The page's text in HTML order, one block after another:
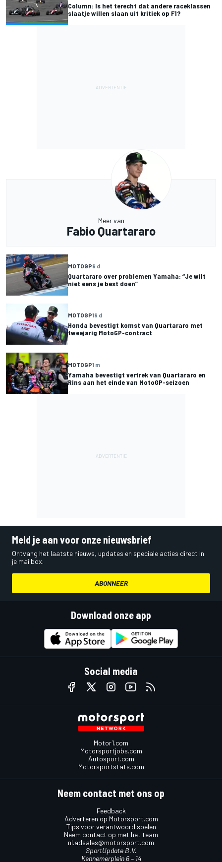
Column: Is het terecht dat andere raceklassen
slaatje willen slaan uit kritiek op F1?
Meer van
Fabio Quartararo
MOTOGP9 d
Quartararo over problemen Yamaha: “Je wilt
niet eens je best doen”
MOTOGP19 d
Honda bevestigt komst van Quartararo met
tweejarig MotoGP-contract
MOTOGP1 m
Yamaha bevestigt vertrek van Quartararo en
Rins aan het einde van MotoGP-seizoen
Meld je aan voor onze nieuwsbrief
Ontvang het laatste nieuws, updates en speciale acties direct in
je mailbox.
ABONNEER
Download onze app
Social media
Motor1.com
Motorsportjobs.com
Autosport.com
Motorsportstats.com
Neem contact met ons op
Feedback
Adverteren op Motorsport.com
Tips voor verantwoord spelen
Neem contact op met het team
nl.adsales@motorsport.com
SportUpdate B.V.
Kennemerplein 6 – 14